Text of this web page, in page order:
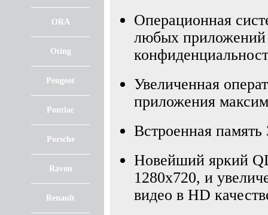
ORA
Oting
Peugeot
Pontiac
Porsche
Ravon
Renault
Операционная
любых приложений
Увеличенная
приложения
Встроенная
Новейший яркий
1280х720, и
видео в HD